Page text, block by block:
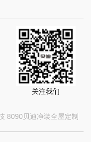
关注我们
8090贝迪净装全屋定制